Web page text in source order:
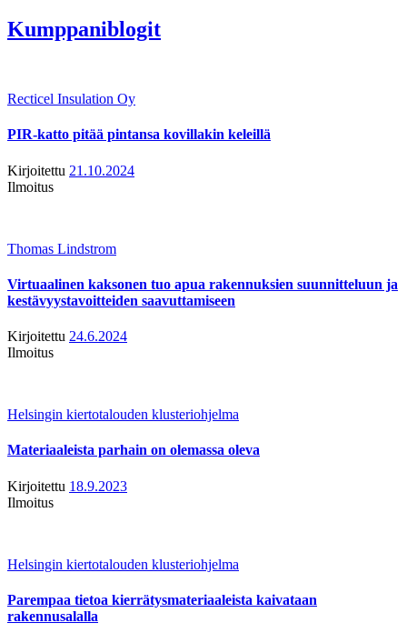
Kumppaniblogit
Recticel Insulation Oy
PIR-katto pitää pintansa kovillakin keleillä
Kirjoitettu 21.10.2024
Ilmoitus
Thomas Lindstrom
Virtuaalinen kaksonen tuo apua rakennuksien suunnitteluun ja
kestävyystavoitteiden saavuttamiseen
Kirjoitettu 24.6.2024
Ilmoitus
Helsingin kiertotalouden klusteriohjelma
Materiaaleista parhain on olemassa oleva
Kirjoitettu 18.9.2023
Ilmoitus
Helsingin kiertotalouden klusteriohjelma
Parempaa tietoa kierrätysmateriaaleista kaivataan
rakennusalalla